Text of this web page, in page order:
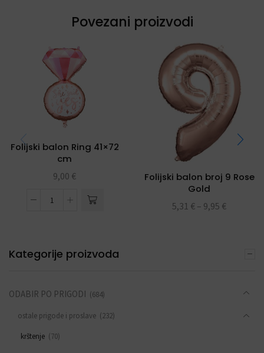
Povezani proizvodi
Folijski balon Ring 41×72
cm
9,00 €
Folijski balon broj 9 Rose
Gold
5,31 € – 9,95 €
Kategorije proizvoda
ODABIR PO PRIGODI (684)
ostale prigode i proslave (232)
krštenje (70)